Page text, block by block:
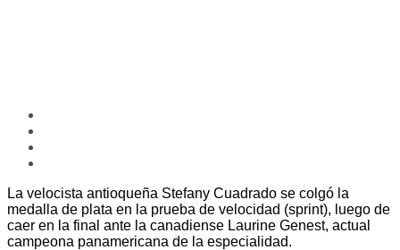
La velocista antioqueña Stefany Cuadrado se colgó la
medalla de plata en la prueba de velocidad (sprint), luego de
caer en la final ante la canadiense Laurine Genest, actual
campeona panamericana de la especialidad.